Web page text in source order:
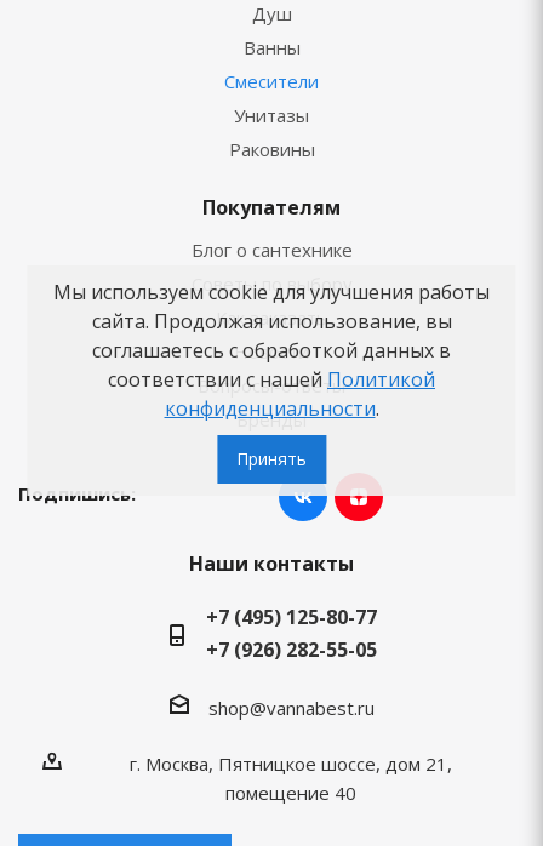
Душ
Ванны
Смесители
Унитазы
Раковины
Покупателям
Блог о сантехнике
Советы по выбору
Как заказать
Новости
Вопросы-ответы
Бренды
Подпишись:
Наши контакты
+7 (495) 125-80-77
+7 (926) 282-55-05
shop@vannabest.ru
г. Москва, Пятницкое шоссе, дом 21,
помещение 40
Мы используем cookie для улучшения работы
сайта. Продолжая использование, вы
соглашаетесь с обработкой данных в
соответствии с нашей Политикой
конфиденциальности.
Принять